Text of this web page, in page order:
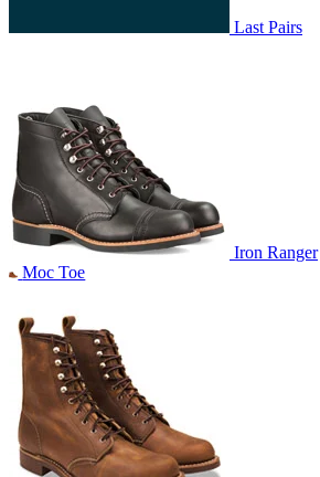
Last Pairs
Iron Ranger
Moc Toe